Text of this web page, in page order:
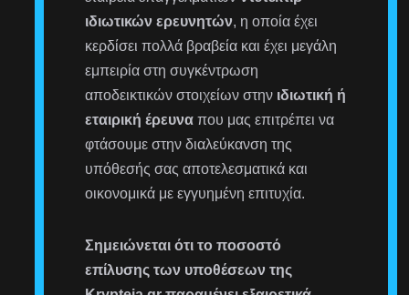
ιδιωτικών ερευνητών, η οποία έχει
κερδίσει πολλά βραβεία και έχει μεγάλη
εμπειρία στη συγκέντρωση
αποδεικτικών στοιχείων στην ιδιωτική ή
εταιρική έρευνα που μας επιτρέπει να
φτάσουμε στην διαλεύκανση της
υπόθεσής σας αποτελεσματικά και
οικονομικά με εγγυημένη επιτυχία.
Σημειώνεται ότι το ποσοστό
επίλυσης των υποθέσεων της